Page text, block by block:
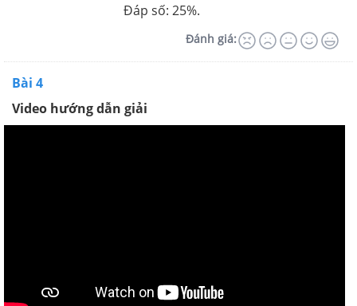
Đáp số: 25%.
Đánh giá:
Bài 4
Video hướng dẫn giải